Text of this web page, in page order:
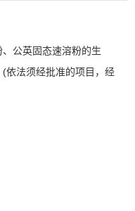
公英固态速溶粉的生
依法须经批准的项目，经